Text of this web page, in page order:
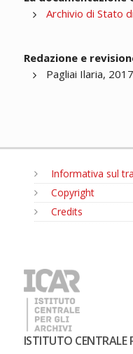
Archivio di Stato
Redazione e
Pagliai Ilaria,
Informativa sul
Copyright
Credits
ISTITUTO CENTRALE